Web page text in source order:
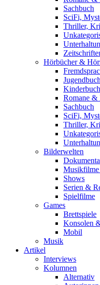
Sachbuch
SciFi,
Thriller,
Hörbücher &
Jugendbuch
Kinderbuch
Romane
Sachbuch
SciFi,
Thriller,
Bilderwelten
Musikfilme
Shows
Serien &
Spielfilme
Games
Brettspiele
Konsolen
Mobil
Musik
Artikel
Interviews
Kolumnen
Alternativ